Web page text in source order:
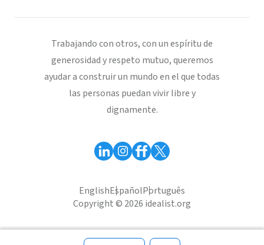
Trabajando con otros, con un espíritu de
generosidad y respeto mutuo, queremos
ayudar a construir un mundo en el que todas
las personas puedan vivir libre y
dignamente.
EnglishEspañolPortuguês
Copyright © 2026 idealist.org